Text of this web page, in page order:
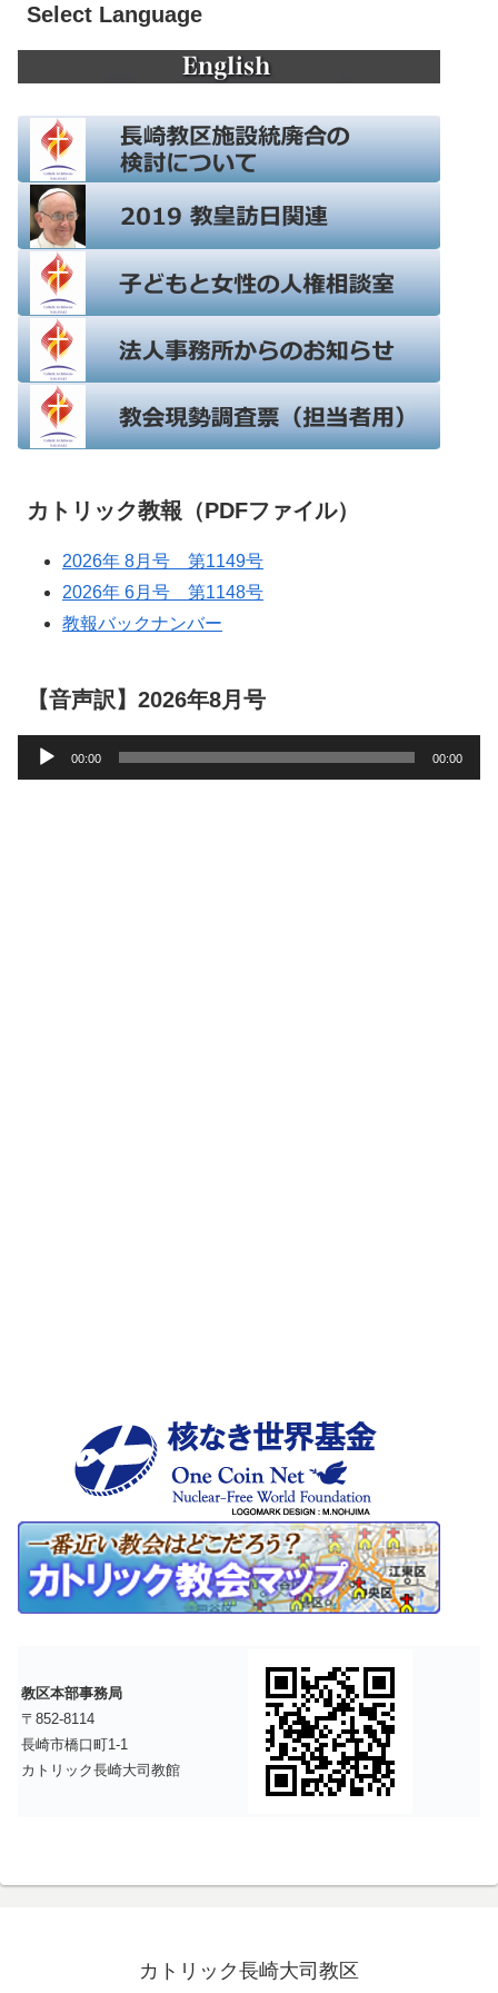
Select Language
カトリック教報（PDFファイル）
2026年 8月号 第1149号
2026年 6月号 第1148号
教報バックナンバー
【音声訳】2026年8月号
声
00:00 00:00
教区本部事務局
〒852-8114
長崎市橋口町1-1
カトリック長崎大司教館
カトリック長崎大司教区